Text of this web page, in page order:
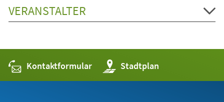
VERANSTALTER
Kontaktformular Stadtplan
(Öffnet
in
einem